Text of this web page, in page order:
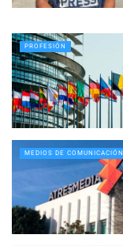
PROFESIÓN
MEDIOS DE COMUNICACIÓN